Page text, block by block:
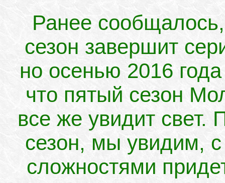
Ранее
сезон завершит
но осенью 2016
что пятый сезон
все же увидит свет.
сезон, мы увидим,
сложностями